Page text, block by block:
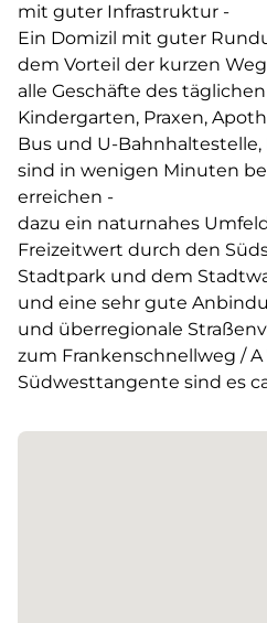
mit guter Infrastruktur -
Ein Domizil mit guter
dem Vorteil der kurzen
alle Geschäfte des
Kindergarten, Praxen,
Bus und U-
sind in wenigen Minuten
erreichen -
dazu ein naturnahes
Freizeitwert durch den
Stadtpark und dem
und eine sehr gute
und überregionale
zum Frankenschnellweg / A
Südwesttangente sind es